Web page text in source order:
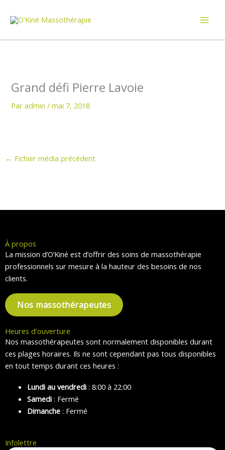
Grand défi Pierre Lavoie
Paradmin/mai 7, 2018
← Fichier média précédent
À propos
La mission d’O’Kiné est d’offrir des soins de massothérapie
professionnels sur mesure à la hauteur des besoins de nos
clients.
Nos massothérapeutes
Heures d'ouverture
Nos massothérapeutes sont normalement disponibles durant
ces plages horaires. Ils ne sont cependant pas tous disponibles
en tout temps durant ces heures :
Lundi au vendredi: 8:00 à 22:00
Samedi: Fermé
Dimanche: Fermé
Infolettre